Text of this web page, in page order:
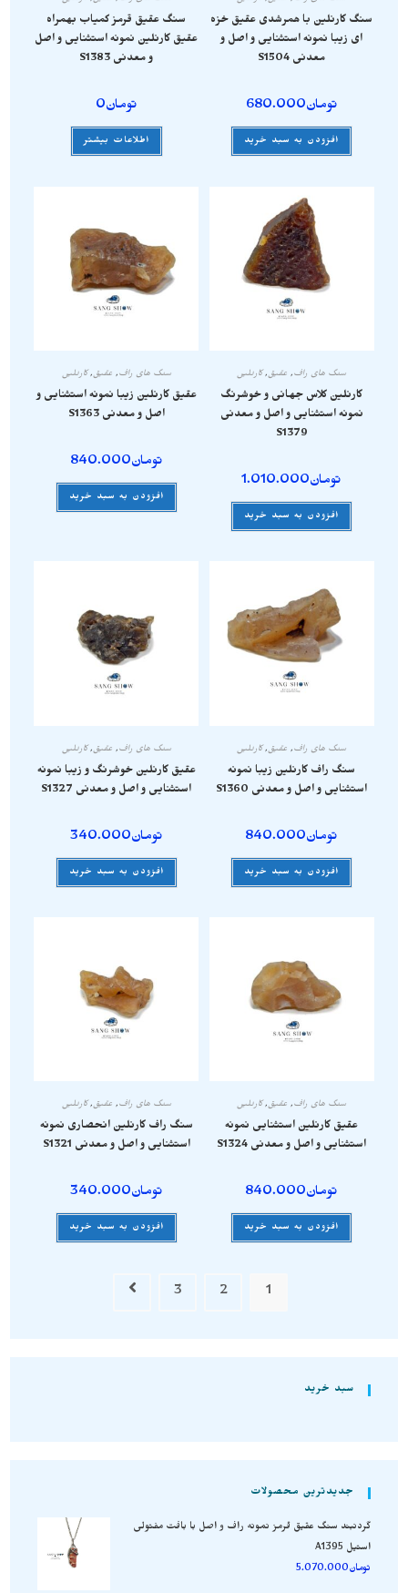
سنگ کارنلین با همرشدی عقیق خزه
ای زیبا نمونه استثنایی و اصل و
معدنی S1504
تومان680.000
افزودن به سبد خرید
سنگ عقیق قرمز کمیاب بهمراه
عقیق کارنلین نمونه استثنایی و اصل
و معدنی S1383
تومان0
اطلاعات بیشتر
سنگ های راف, عقیق,کارنلین
کارنلین کلاس جهانی و خوشرنگ
نمونه استثنایی و اصل و معدنی
S1379
تومان1.010.000
افزودن به سبد خرید
سنگ های راف, عقیق,کارنلین
عقیق کارنلین زیبا نمونه استثنایی و
اصل و معدنی S1363
تومان840.000
افزودن به سبد خرید
سنگ های راف, عقیق,کارنلین
سنگ راف کارنلین زیبا نمونه
استثنایی و اصل و معدنی S1360
تومان840.000
افزودن به سبد خرید
سنگ های راف, عقیق,کارنلین
عقیق کارنلین خوشرنگ و زیبا نمونه
استثنایی و اصل و معدنی S1327
تومان340.000
افزودن به سبد خرید
سنگ های راف, عقیق, کارنلین
عقیق کارنلین استثنایی نمونه
استثنایی و اصل و معدنی S1324
تومان840.000
افزودن به سبد خرید
سنگ های راف, عقیق,کارنلین
سنگ راف کارنلین انحصاری نمونه
استثنایی و اصل و معدنی S1321
تومان340.000
افزودن به سبد خرید
1
2
3
سبد خرید
جدیدترین محصولات
گردنبند سنگ عقیق قرمز نمونه راف و اصل با بافت مفتولی
استیل A1395
تومان5.070.000